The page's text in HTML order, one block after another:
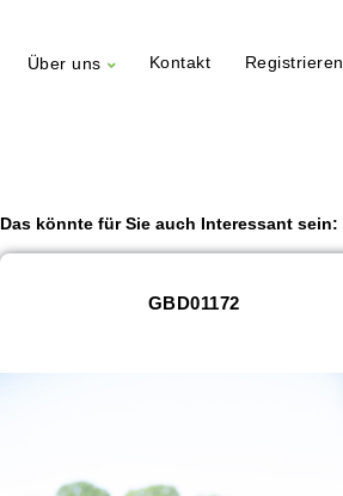
Über uns Kontakt Registrieren
Das könnte für Sie auch Interessant sein:
GBD01172